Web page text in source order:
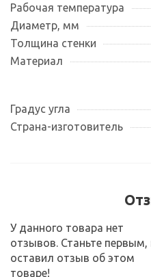
Рабочая температура
Диаметр, мм
Толщина стенки
Материал
Градус угла
Страна-изготовитель
У данного товара нет
отзывов. Станьте первым,
оставил отзыв об этом
товаре!